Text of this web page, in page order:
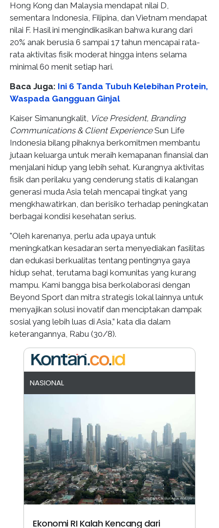
Hong Kong dan Malaysia mendapat nilai D,
sementara Indonesia, Filipina, dan Vietnam mendapat
nilai F. Hasil ini mengindikasikan bahwa kurang dari
20% anak berusia 6 sampai 17 tahun mencapai rata-
rata aktivitas fisik moderat hingga intens selama
minimal 60 menit setiap hari.
Baca Juga: Ini 6 Tanda Tubuh Kelebihan Protein,
Waspada Gangguan Ginjal
Kaiser Simanungkalit, Vice President, Branding
Communications & Client ExperienceSun Life
Indonesia bilang pihaknya berkomitmen membantu
jutaan keluarga untuk meraih kemapanan finansial dan
menjalani hidup yang lebih sehat. Kurangnya aktivitas
fisik dan perilaku yang cenderung statis di kalangan
generasi muda Asia telah mencapai tingkat yang
mengkhawatirkan, dan berisiko terhadap peningkatan
berbagai kondisi kesehatan serius.
"Oleh karenanya, perlu ada upaya untuk
meningkatkan kesadaran serta menyediakan fasilitas
dan edukasi berkualitas tentang pentingnya gaya
hidup sehat, terutama bagi komunitas yang kurang
mampu. Kami bangga bisa berkolaborasi dengan
Beyond Sport dan mitra strategis lokal lainnya untuk
menyajikan solusi inovatif dan menciptakan dampak
sosial yang lebih luas di Asia,” kata dia dalam
keterangannya, Rabu (30/8).
NASIONAL
Ekonomi RI Kalah Kencang dari